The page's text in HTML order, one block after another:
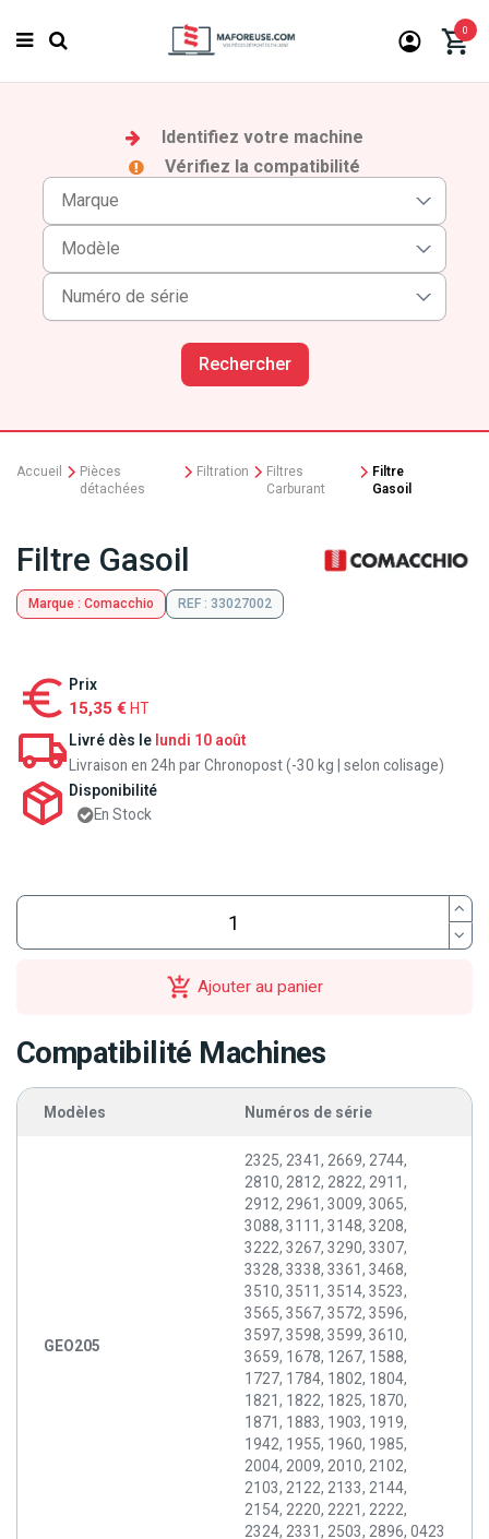
0
Identifiez votre machine
Vérifiez la compatibilité
Rechercher
Accueil
Pièces
détachées
Filtration
Filtres
Carburant
Filtre
Gasoil
Filtre Gasoil
Marque : Comacchio REF : 33027002
Prix
15,35 € HT
Livré dès le lundi 10 août
Livraison en 24h par Chronopost (-30 kg | selon colisage)
Disponibilité
En Stock
Ajouter au panier
Compatibilité Machines
Modèles Numéros de série
GEO205
2325, 2341, 2669, 2744,
2810, 2812, 2822, 2911,
2912, 2961, 3009, 3065,
3088, 3111, 3148, 3208,
3222, 3267, 3290, 3307,
3328, 3338, 3361, 3468,
3510, 3511, 3514, 3523,
3565, 3567, 3572, 3596,
3597, 3598, 3599, 3610,
3659, 1678, 1267, 1588,
1727, 1784, 1802, 1804,
1821, 1822, 1825, 1870,
1871, 1883, 1903, 1919,
1942, 1955, 1960, 1985,
2004, 2009, 2010, 2102,
2103, 2122, 2133, 2144,
2154, 2220, 2221, 2222,
2324, 2331, 2503, 2896, 0423